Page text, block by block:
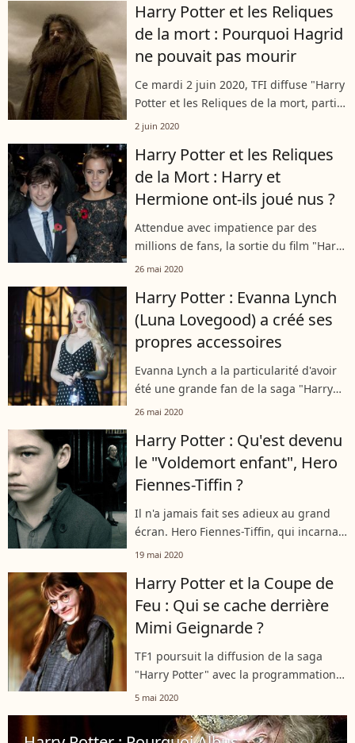
Harry Potter et les Reliques
de la mort : Pourquoi Hagrid
ne pouvait pas mourir
Ce mardi 2 juin 2020, TFI diffuse "Harry
Potter et les Reliques de la mort, partie
2". Cet ultime film, sorti au cinéma en
culte du sorcier à lunettes....
2 juin 2020
Harry Potter et les Reliques
de la Mort : Harry et
Hermione ont-ils joué nus ?
Attendue avec impatience par des
millions de fans, la sortie du film "Harry
Potter et les Reliques de la Mort - Partie
en 2010, après que son...
26 mai 2020
Harry Potter : Evanna Lynch
(Luna Lovegood) a créé ses
propres accessoires
Evanna Lynch a la particularité d'avoir
été une grande fan de la saga "Harry
Potter", bien avant d'avoir été choisie
impliquée dans son rôle, elle...
26 mai 2020
Harry Potter : Qu'est devenu
le "Voldemort enfant", Hero
Fiennes-Tiffin ?
Il n'a jamais fait ses adieux au grand
écran. Hero Fiennes-Tiffin, qui incarnait
la jeunesse de Voldemort dans le film
mêlé", étoffe jour après jour...
19 mai 2020
Harry Potter et la Coupe de
Feu : Qui se cache derrière
Mimi Geignarde ?
TF1 poursuit la diffusion de la saga
"Harry Potter" avec la programmation,
ce mardi 5 mai 2020, du quatrième
Mimi Geignarde. Mais qui se cache...
5 mai 2020